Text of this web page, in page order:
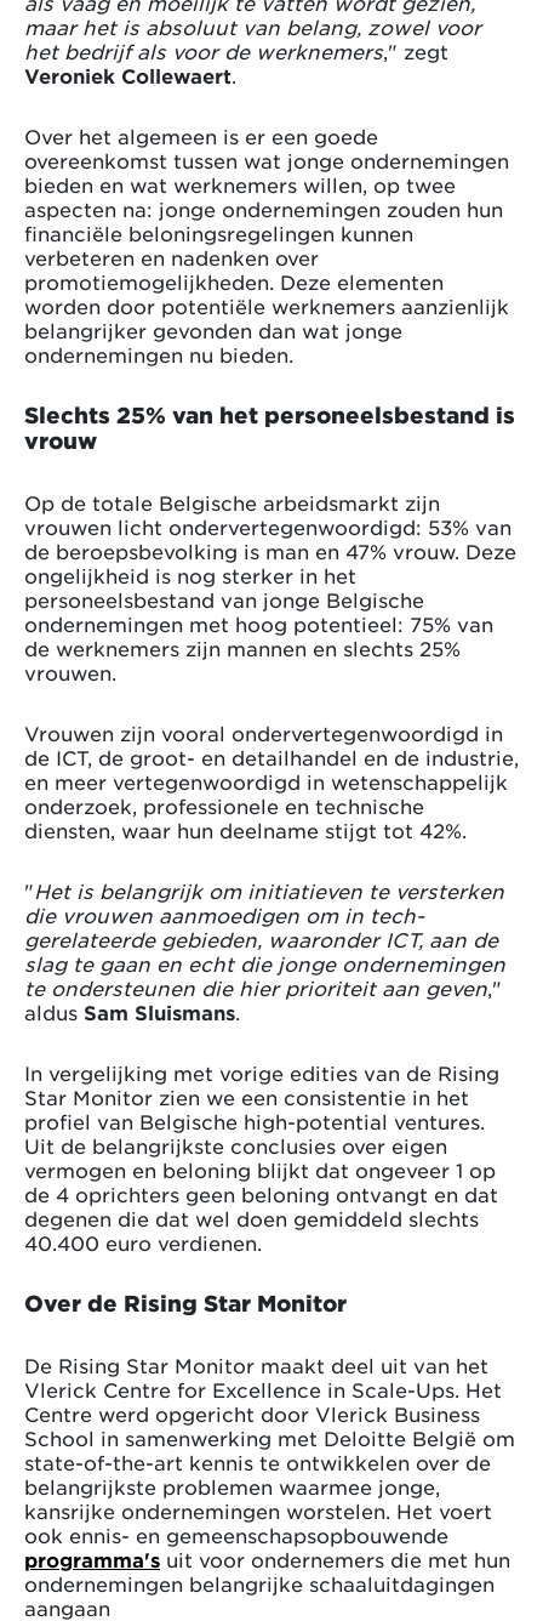
maar het is absoluut van belang, zowel voor
het bedrijf als voor de werknemers ," zegt
Veroniek Collewaert
Over het algemeen is er een goede
overeenkomst tussen wat jonge ondernemingen
bieden en wat werknemers willen, op twee
aspecten na: jonge ondernemingen zouden hun
financiële beloningsregelingen kunnen
verbeteren en nadenken over
promotiemogelijkheden. Deze elementen
worden door potentiële werknemers aanzienlijk
belangrijker gevonden dan wat jonge
ondernemingen nu bieden.
Slechts 25% van het personeelsbestand is
vrouw
Op de totale Belgische arbeidsmarkt zijn
vrouwen licht ondervertegenwoordigd: 53% van
de beroepsbevolking is man en 47% vrouw. Deze
ongelijkheid is nog sterker in het
personeelsbestand van jonge Belgische
ondernemingen met hoog potentieel: 75% van
de werknemers zijn mannen en slechts 25%
vrouwen.
Vrouwen zijn vooral ondervertegenwoordigd in
de ICT, de groot- en detailhandel en de industrie,
en meer vertegenwoordigd in wetenschappelijk
onderzoek, professionele en technische
diensten, waar hun deelname stijgt tot 42%.
"Het is belangrijk om initiatieven te versterken
die vrouwen aanmoedigen om in tech-
gerelateerde gebieden, waaronder ICT, aan de
slag te gaan en echt die jonge ondernemingen
te ondersteunen die hier prioriteit aan geven ,"
aldus Sam Sluismans
In vergelijking met vorige edities van de Rising
Star Monitor zien we een consistentie in het
profiel van Belgische high-potential ventures.
Uit de belangrijkste conclusies over eigen
vermogen en beloning blijkt dat ongeveer 1 op
de 4 oprichters geen beloning ontvangt en dat
degenen die dat wel doen gemiddeld slechts
40.400 euro verdienen.
Over de Rising Star Monitor
De Rising Star Monitor maakt deel uit van het
Vlerick Centre for Excellence in Scale-Ups. Het
Centre werd opgericht door Vlerick Business
School in samenwerking met Deloitte België om
state-of-the-art kennis te ontwikkelen over de
belangrijkste problemen waarmee jonge,
kansrijke ondernemingen worstelen. Het voert
ook ennis- en gemeenschapsopbouwende
programma's uit voor ondernemers die met hun
ondernemingen belangrijke schaaluitdagingen
aangaan